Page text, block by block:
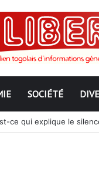
SOCIÉTÉ
qui explique le